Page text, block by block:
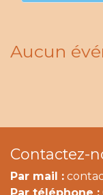
Aucun
Contactez-
Par mail :